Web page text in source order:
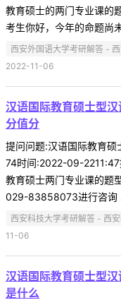
教育硕士的两门专业课的
考生你好，今年的命题尚
西安外国语大学考研解答 -
2022-11-06
汉语国际教育硕士型
分值分
提问问题:汉语国际教育
74时间:2022-09-2211:47
教育硕士两门专业课的题
029-83858073进行咨询
西安科技大学考研解答 - 西
11-06
汉语国际教育硕士型
是什么